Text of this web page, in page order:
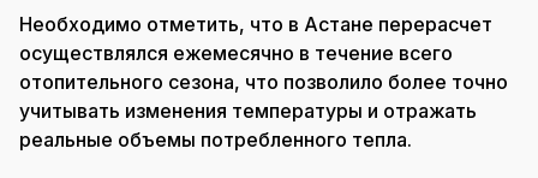
Необходимо отметить, что в Астане перерасчет
осуществлялся ежемесячно в течение всего
отопительного сезона, что позволило более точно
учитывать изменения температуры и отражать
реальные объемы потребленного тепла.